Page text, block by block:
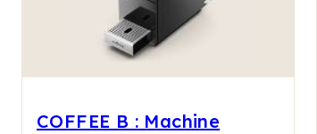
COFFEE B : Machine